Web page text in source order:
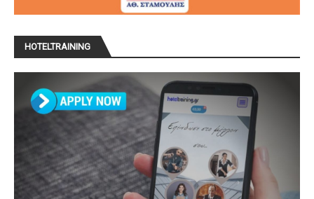
HOTELTRAINING